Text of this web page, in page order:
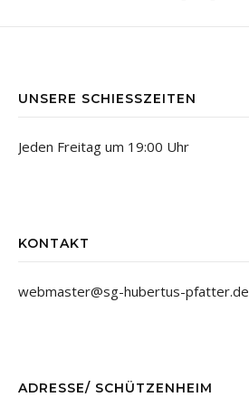
UNSERE SCHIESSZEITEN
Jeden Freitag um 19:00 Uhr
KONTAKT
webmaster@sg-hubertus-pfatter.de
ADRESSE/ SCHÜTZENHEIM